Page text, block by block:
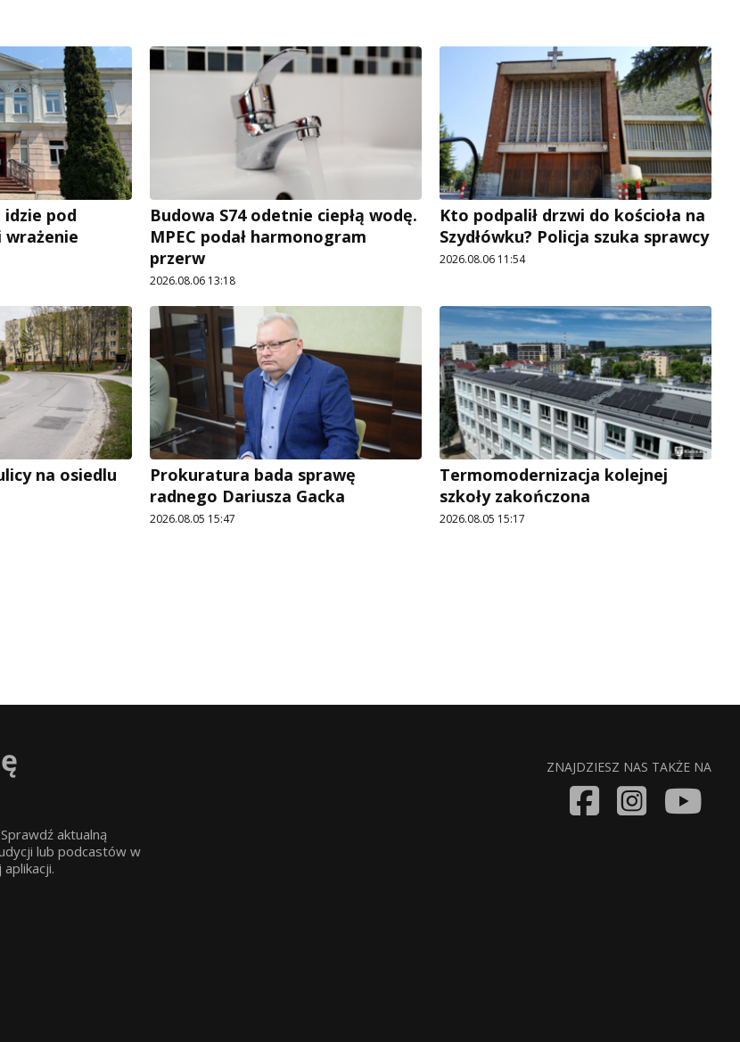
idzie pod
wrażenie
Budowa S74 odetnie ciepłą wodę.
MPEC podał harmonogram
przerw
2026.08.06 13:18
Kto podpalił drzwi do kościoła na
Szydłówku? Policja szuka sprawcy
2026.08.06 11:54
na osiedlu
Prokuratura bada sprawę
radnego Dariusza Gacka
2026.08.05 15:47
Termomodernizacja kolejnej
szkoły zakończona
2026.08.05 15:17
aktualną
lub podcastów w
ZNAJDZIESZ NAS TAKŻE NA